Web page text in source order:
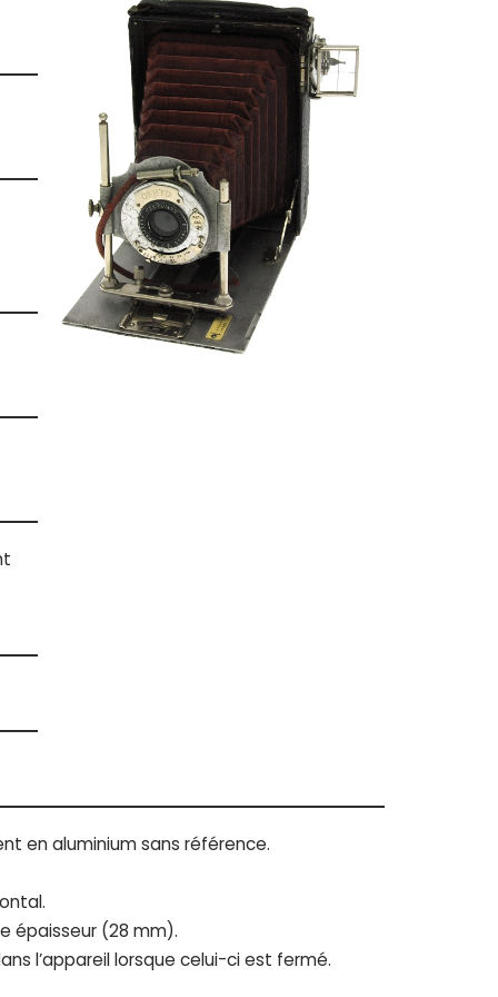
en aluminium sans référence.
épaisseur (28 mm).
l’appareil lorsque celui-ci est fermé.